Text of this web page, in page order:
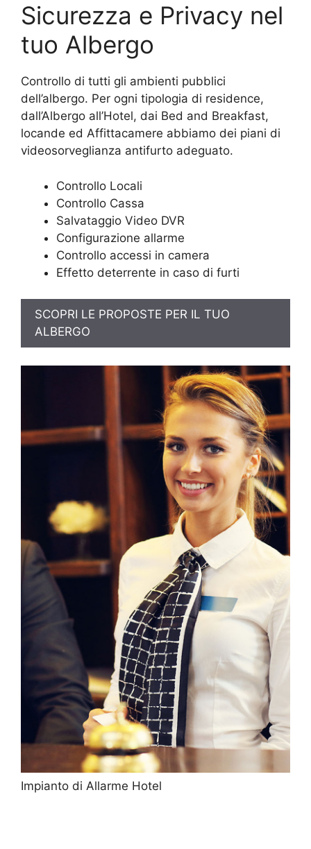
Sicurezza e Privacy nel
tuo Albergo
Controllo di tutti gli ambienti pubblici
dell’albergo. Per ogni tipologia di residence,
dall’Albergo all’Hotel, dai Bed and Breakfast,
locande ed Affittacamere abbiamo dei piani di
videosorveglianza antifurto adeguato.
Controllo Locali
Controllo Cassa
Salvataggio Video DVR
Configurazione allarme
Controllo accessi in camera
Effetto deterrente in caso di furti
SCOPRI LE PROPOSTE PER IL TUO
ALBERGO
Impianto di Allarme Hotel